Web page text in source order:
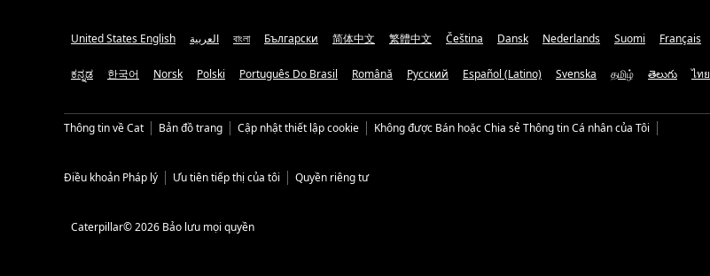
United States English العربية বাংলা Български 简体中文 繁體中文 Čeština Dansk Nederlands Suomi Français
ಕನ್ನಡ 한국어 Norsk Polski Português Do Brasil Română Русский Español (Latino) Svenska தமிழ் తెలుగు ไทย
Thông tin về Cat Bản đồ trang Cập nhật thiết lập cookie Không được Bán hoặc Chia sẻ Thông tin Cá nhân của Tôi
Điều khoản Pháp lý Ưu tiên tiếp thị của tôi Quyền riêng tư
Caterpillar© 2026 Bảo lưu mọi quyền